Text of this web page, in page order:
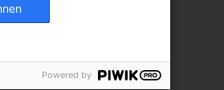
Türme
an den
Powered by